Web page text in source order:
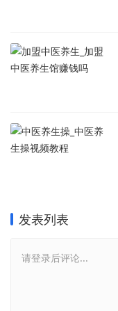
发表列表
请登录后评论...